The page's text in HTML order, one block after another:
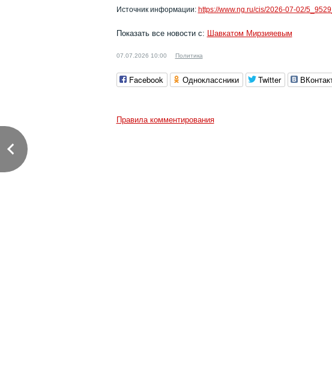
Источник информации: https://www.ng.ru/cis/2026-07-02/
Показать все новости с: Шавкатом Мирзияевым
07.07.2026 10:00 Политика
Facebook Одноклассники Twitter
Правила комментирования